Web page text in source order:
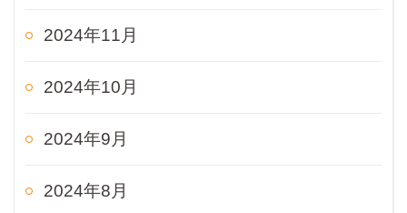
2024年11月
2024年10月
2024年9月
2024年8月